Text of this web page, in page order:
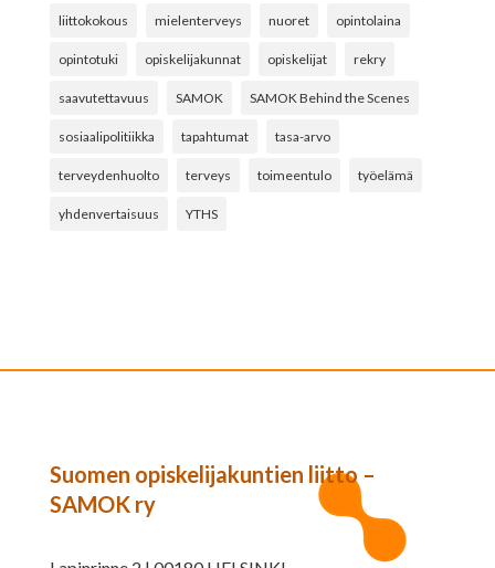
liittokokous mielenterveys nuoret opintolaina
opintotuki opiskelijakunnat opiskelijat rekry
saavutettavuus SAMOK SAMOK Behind the Scenes
sosiaalipolitiikka tapahtumat tasa-arvo
terveydenhuolto terveys toimeentulo työelämä
yhdenvertaisuus YTHS
Suomen opiskelijakuntien liitto –
SAMOK ry